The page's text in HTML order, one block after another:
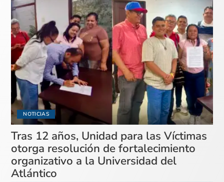
NOTICIAS
Tras 12 años, Unidad para las Víctimas
otorga resolución de fortalecimiento
organizativo a la Universidad del
Atlántico